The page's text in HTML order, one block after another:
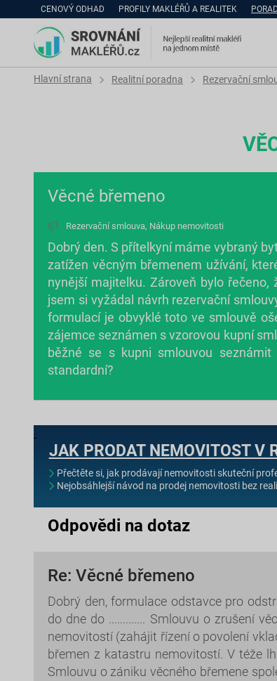
CENOVÝ ODHAD PROFILY MAKLÉŘŮ A REALITEK
Hlavní strana Realitní poradna Rezervační
Věcné břemeno
Rezervační smlouva, Nákup nemovitosti
Dobrý den. S přítelkyní máme vybraný
zatížen věcným břemenem užívání,
nynější majitelku. Zároveň bylo
jsem si vyžádal návrh rezervační
formulací je obvyklé toto ve smlouvě
zájemce seznámen s vzorovou kupní
běžné se s kupni smlouvou
standardní?
JAK PRODAT NEMOVITOST V
Přečtěte si, jak prodávají nemovitosti skuteční
Nejobsáhlejší návod na prodej nemovitosti bez
Odpovědi na dotaz
Re: Věcné břemeno
Dobrý den, formulace odstavce pro
do dne do ............. Smlouvu o zrušení
nemovitostí (zahájit řízení o povolení
břemen z katastru nemovitostí. V téže
Smlouvu o zániku věcného břemene